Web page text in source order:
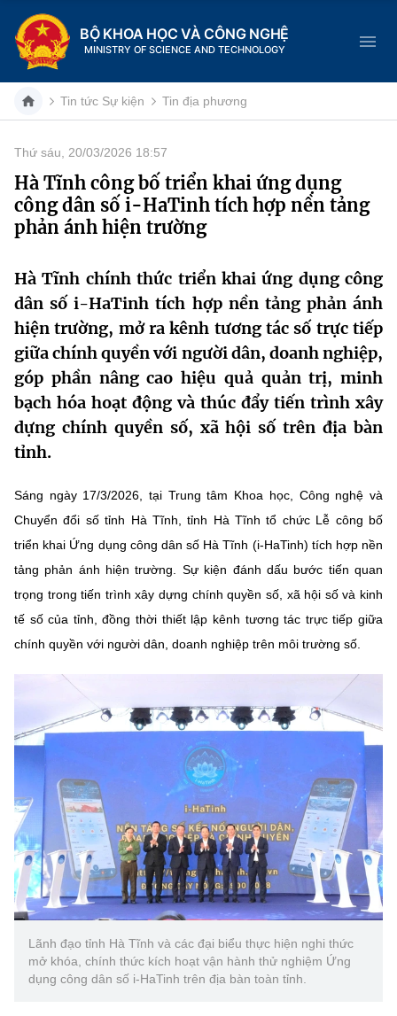
BỘ KHOA HỌC VÀ CÔNG NGHỆ
MINISTRY OF SCIENCE AND TECHNOLOGY
Danh mục
Trang chủ
Chức năng nhiệm vụ
Cơ cấu tổ chức
Lịch sử phát triển
Sở Khoa học và Công nghệ
Tin tức sự kiện
Khoa học và Công nghệ
Đổi mới sáng tạo
Chuyển đổi số
Tiêu chuẩn, đo lường, chất lượng
Năng lượng nguyên tử
Tin tổng hợp
Tin địa phương
Dịch vụ công
Hệ thống văn bản
Văn bản QPPL
Văn bản chỉ đạo điều hành
Lấy ý kiến người dân về dự thảo VBQPPL
MST IOFFICE
THỐNG KÊ
Khoa học và Công nghệ
Đổi mới sáng tạo
Chuyển đổi số
Bưu chính, Viễn thông
Sở hữu trí tuệ
Tiêu chuẩn, đo lường, chất lượng
Năng lượng nguyên tử
Multimedia
THƯ ĐIỆN TỬ
Khác
Videos
Infographic
Voice
Nhiệm vụ trọng tâm
Chọn ngôn ngữ
Vietnamese English
MINISTRY OF SCIENCE AND TECHNOLOGY
Điều khoản sử dụng Theo dõi MST: Góp ý
Tin tức Sự kiện Tin địa phương
Thứ sáu, 20/03/2026 18:57
Hà Tĩnh công bố triển khai ứng dụng
công dân số i-HaTinh tích hợp nền tảng
phản ánh hiện trường
Hà Tĩnh chính thức triển khai ứng dụng công
dân số i-HaTinh tích hợp nền tảng phản ánh
hiện trường, mở ra kênh tương tác số trực tiếp
giữa chính quyền với người dân, doanh nghiệp,
góp phần nâng cao hiệu quả quản trị, minh
bạch hóa hoạt động và thúc đẩy tiến trình xây
dựng chính quyền số, xã hội số trên địa bàn
tỉnh.
Sáng ngày 17/3/2026, tại Trung tâm Khoa học, Công nghệ và
Chuyển đổi số tỉnh Hà Tĩnh, tỉnh Hà Tĩnh tổ chức Lễ công bố
triển khai Ứng dụng công dân số Hà Tĩnh (i-HaTinh) tích hợp nền
tảng phản ánh hiện trường. Sự kiện đánh dấu bước tiến quan
trọng trong tiến trình xây dựng chính quyền số, xã hội số và kinh
tế số của tỉnh, đồng thời thiết lập kênh tương tác trực tiếp giữa
chính quyền với người dân, doanh nghiệp trên môi trường số.
Lãnh đạo tỉnh Hà Tĩnh và các đại biểu thực hiện nghi thức
mở khóa, chính thức kích hoạt vận hành thử nghiệm Ứng
dụng công dân số i-HaTinh trên địa bàn toàn tỉnh.